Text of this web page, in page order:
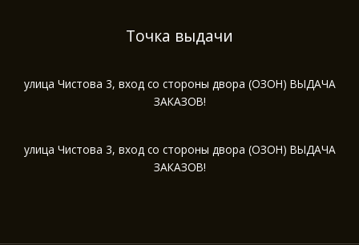
Точка выдачи
улица Чистова 3, вход со стороны двора (ОЗОН) ВЫДАЧА
ЗАКАЗОВ!
улица Чистова 3, вход со стороны двора (ОЗОН) ВЫДАЧА
ЗАКАЗОВ!